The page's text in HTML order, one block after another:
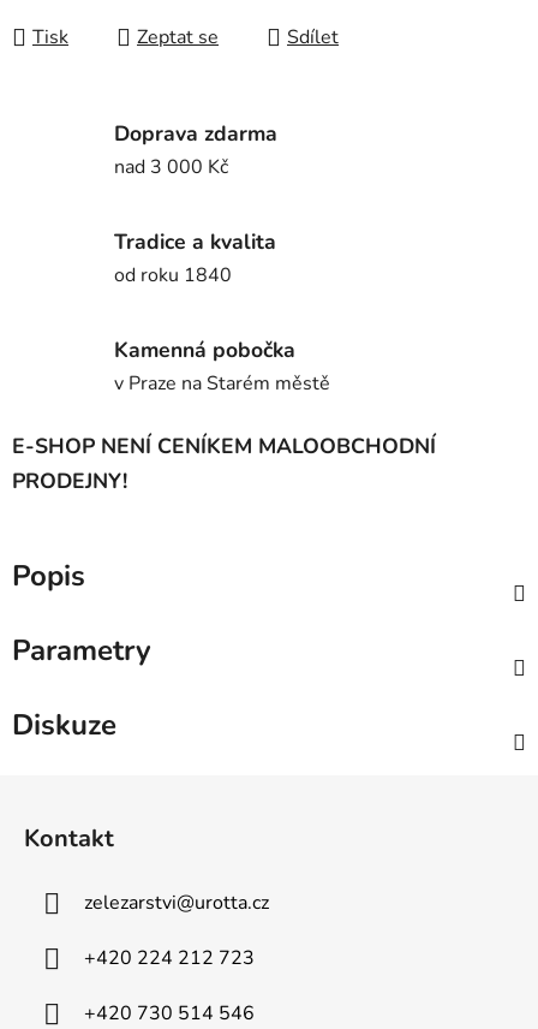
Tisk Zeptat se Sdílet
Doprava zdarma
nad 3 000 Kč
Tradice a kvalita
od roku 1840
Kamenná pobočka
v Praze na Starém městě
E-SHOP NENÍ CENÍKEM MALOOBCHODNÍ
PRODEJNY!
Popis
Parametry
Diskuze
Kontakt
zelezarstvi@urotta.cz
+420 224 212 723
+420 730 514 546